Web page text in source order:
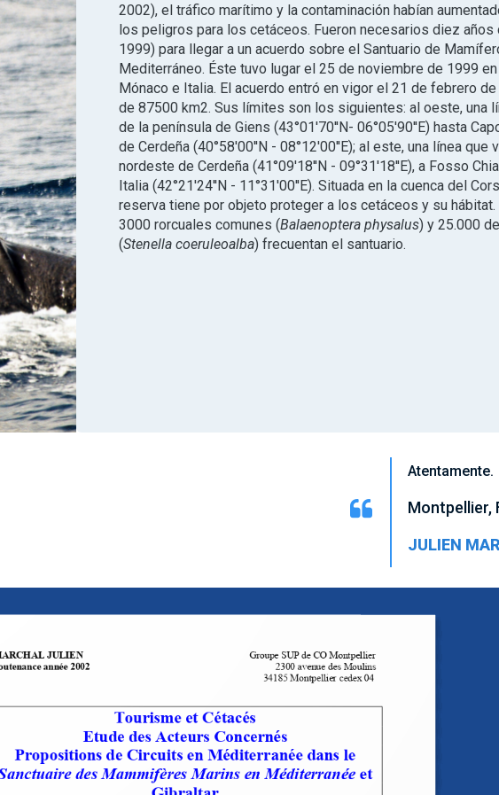
2002), el tráfico marítimo y la contaminación habían
los peligros para los cetáceos. Fueron necesarios diez
1999) para llegar a un acuerdo sobre el Santuario de
Mediterráneo. Éste tuvo lugar el 25 de noviembre de 1999 en
Mónaco e Italia. El acuerdo entró en vigor el 21 de febrero
de 87500 km2. Sus límites son los siguientes: al oeste, una
de la península de Giens (43°01'70''N- 06°05'90''E) hasta
de Cerdeña (40°58'00''N - 08°12'00''E); al este, una línea que
nordeste de Cerdeña (41°09'18''N - 09°31'18''E), a Fosso
Italia (42°21'24''N - 11°31'00''E). Situada en la cuenca del
reserva tiene por objeto proteger a los cetáceos y su
3000 rorcuales comunes (Balaenoptera physalus) y 25.000
(Stenella coeruleoalba) frecuentan el santuario.
Atentamente.
Montpellier,
JULIEN